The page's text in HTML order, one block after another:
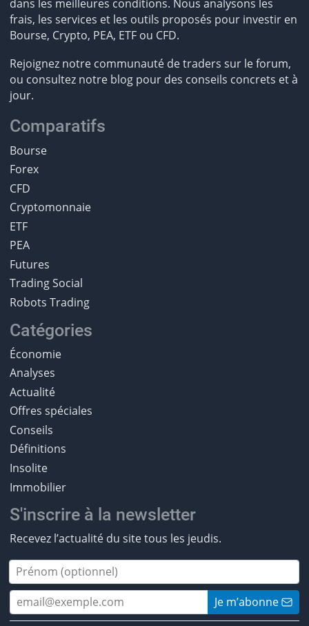
dans les meilleures conditions. Nous analysons les
frais, les services et les outils proposés pour investir en
Bourse, Crypto, PEA, ETF ou CFD.
Rejoignez notre communauté de traders sur le forum,
ou consultez notre blog pour des conseils concrets et à
jour.
Comparatifs
Bourse
Forex
CFD
Cryptomonnaie
ETF
PEA
Futures
Trading Social
Robots Trading
Catégories
Économie
Analyses
Actualité
Offres spéciales
Conseils
Définitions
Insolite
Immobilier
S'inscrire à la newsletter
Recevez l’actualité du site tous les jeudis.
Je m’abonne